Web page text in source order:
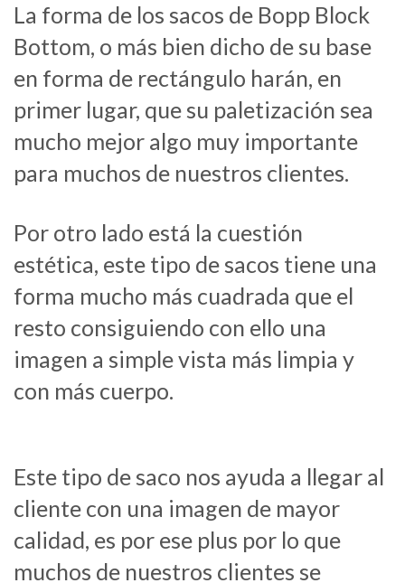
La forma de los sacos de Bopp Block
Bottom, o más bien dicho de su base
en forma de rectángulo harán, en
primer lugar, que su paletización sea
mucho mejor algo muy importante
para muchos de nuestros clientes.
Por otro lado está la cuestión
estética, este tipo de sacos tiene una
forma mucho más cuadrada que el
resto consiguiendo con ello una
imagen a simple vista más limpia y
con más cuerpo.
Este tipo de saco nos ayuda a llegar al
cliente con una imagen de mayor
calidad, es por ese plus por lo que
muchos de nuestros clientes se